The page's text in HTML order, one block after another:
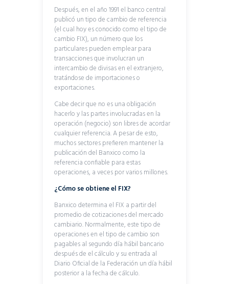
Después, en el año 1991 el banco central
publicó un tipo de cambio de referencia
(el cual hoy es conocido como el tipo de
cambio FIX), un número que los
particulares pueden emplear para
transacciones que involucran un
intercambio de divisas en el extranjero,
tratándose de importaciones o
exportaciones.
Cabe decir que no es una obligación
hacerlo y las partes involucradas en la
operación (negocio) son libres de acordar
cualquier referencia. A pesar de esto,
muchos sectores prefieren mantener la
publicación del Banxico como la
referencia confiable para estas
operaciones, a veces por varios millones.
¿Cómo se obtiene el FIX?
Banxico determina el FIX a partir del
promedio de cotizaciones del mercado
cambiario. Normalmente, este tipo de
operaciones en el tipo de cambio son
pagables al segundo día hábil bancario
después de el cálculo y su entrada al
Diario Oficial de la Federación un día hábil
posterior a la fecha de cálculo.